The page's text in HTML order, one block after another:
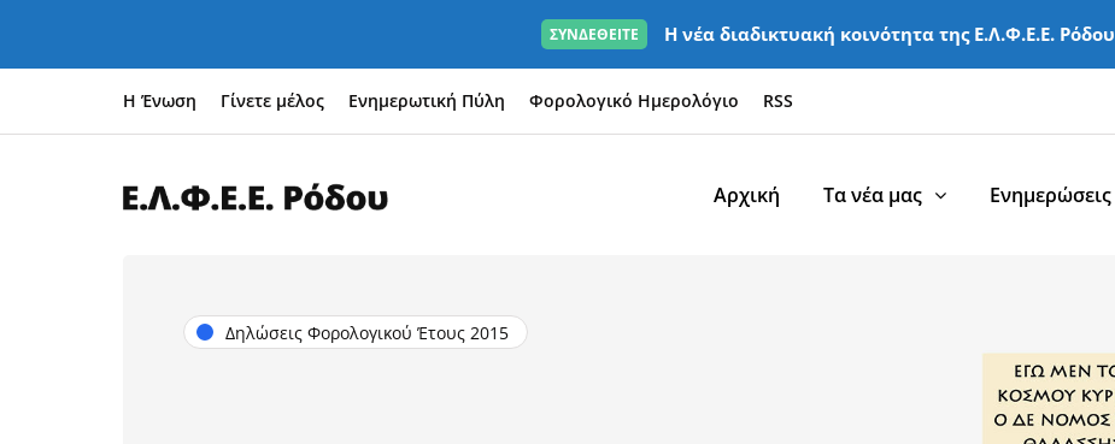
ΣΥΝΔΕΘΕΙΤΕ Η νέα διαδικτυακή κοινότητα της Ε.Λ.Φ.Ε.Ε. Ρόδου
Η Ένωση Γίνετε μέλος Ενημερωτική Πύλη Φορολογικό Ημερολόγιο RSS
Αρχική Τα νέα μας Ενημερώσεις
Δηλώσεις Φορολογικού Έτους 2015